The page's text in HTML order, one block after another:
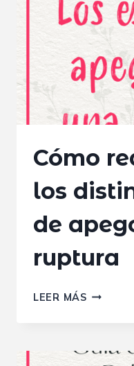
SIN
EN
EL
Cómo
los
de
ruptura
LEER MÁSCÓMO
ESTILOS